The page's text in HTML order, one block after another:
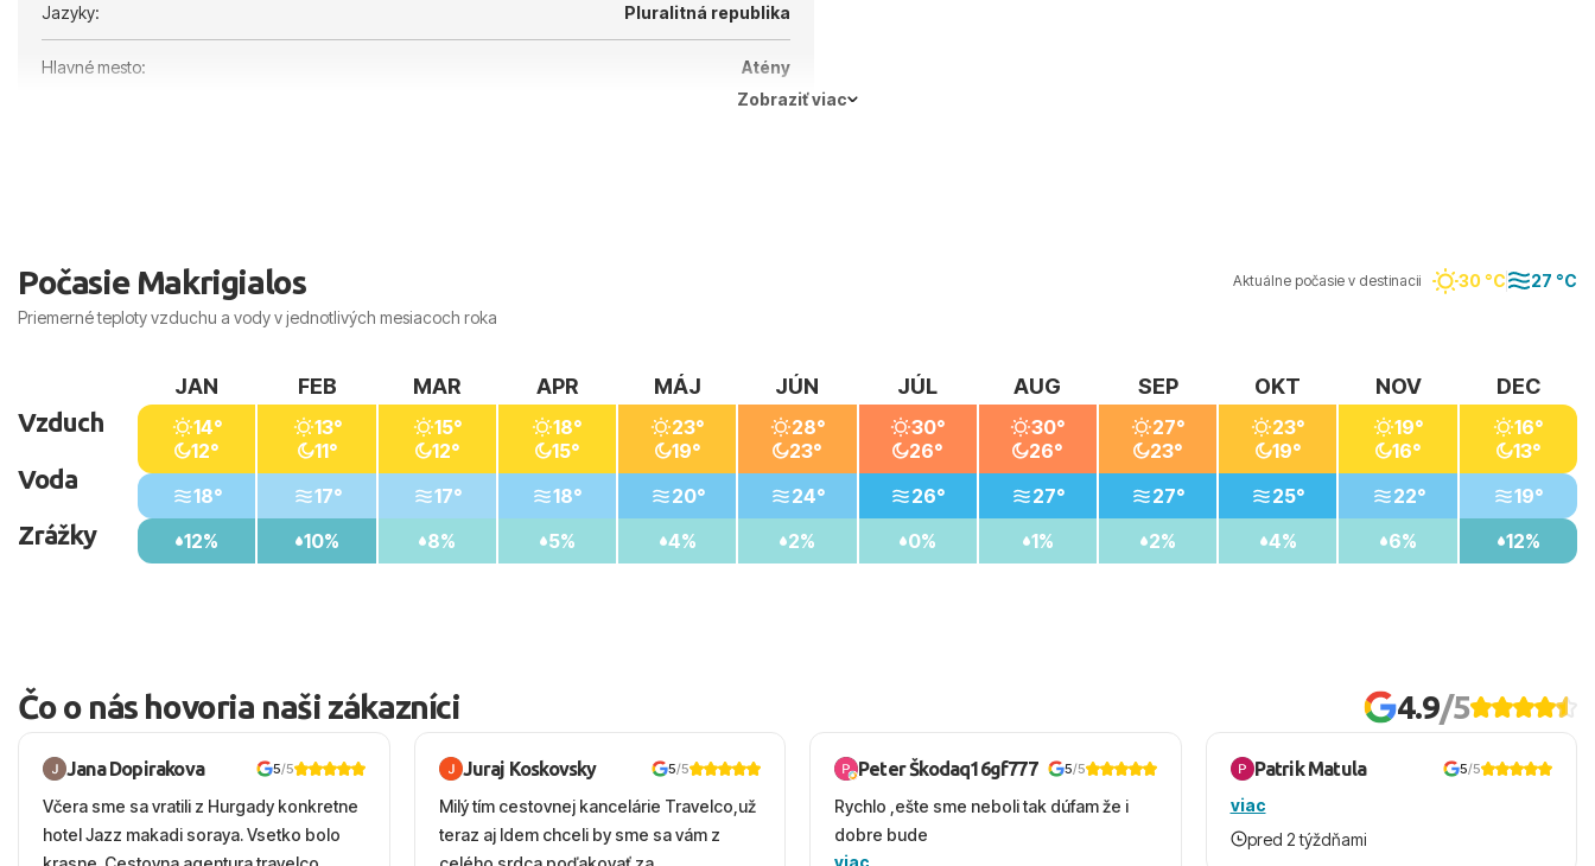
Jazyky: Pluralitná republika
Hlavné mesto:
Atény
Zobraziť viac
Počasie Makrigialos
Priemerné teploty vzduchu a vody v jednotlivých mesiacoch roka
Aktuálne počasie v destinacii 30 °C 27 °C
Vzduch
Voda
Zrážky
JAN
14°
12°
18°
12%
FEB
13°
11°
17°
10%
MAR
15°
12°
17°
8%
APR
18°
15°
18°
5%
MÁJ
23°
19°
20°
4%
JÚN
28°
23°
24°
2%
JÚL
30°
26°
26°
0%
AUG
30°
26°
27°
1%
SEP
27°
23°
27°
2%
OKT
23°
19°
25°
4%
NOV
19°
16°
22°
6%
DEC
16°
13°
19°
12%
Čo o nás hovoria naši zákazníci 4.9/5
Jana Dopirakova 5/5
Včera sme sa vratili z Hurgady konkretne
hotel Jazz makadi soraya. Vsetko bolo
Juraj Koskovsky 5/5
Milý tím cestovnej kancelárie Travelco,už
teraz aj Idem chceli by sme sa vám z
Peter Škodaq16gf777 5/5
Rychlo ,ešte sme neboli tak dúfam že i
dobre bude
viac
Patrik Matula 5/5
viac
pred 2 týždňami